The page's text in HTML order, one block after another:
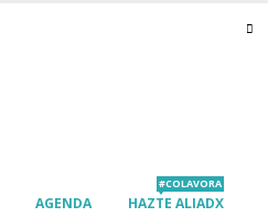
AGENDA HAZTE ALIADX
#COLAVORA